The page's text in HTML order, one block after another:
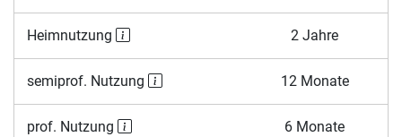
Heimnutzung 2 Jahre
semiprof. Nutzung 12 Monate
prof. Nutzung 6 Monate